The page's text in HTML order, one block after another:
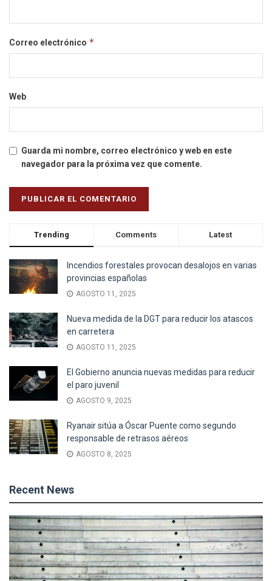
Correo electrónico *
Web
Guarda mi nombre, correo electrónico y web en este
navegador para la próxima vez que comente.
Trending Comments Latest
Incendios forestales provocan desalojos en varias
provincias españolas
AGOSTO 11, 2025
Nueva medida de la DGT para reducir los atascos
en carretera
AGOSTO 11, 2025
El Gobierno anuncia nuevas medidas para reducir
el paro juvenil
AGOSTO 9, 2025
Ryanair sitúa a Óscar Puente como segundo
responsable de retrasos aéreos
AGOSTO 8, 2025
Recent News